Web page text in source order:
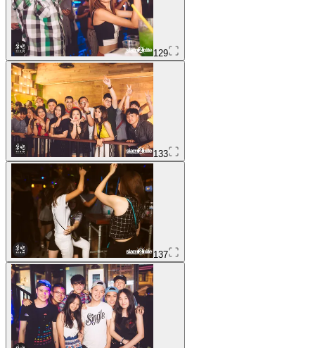
129
133
137